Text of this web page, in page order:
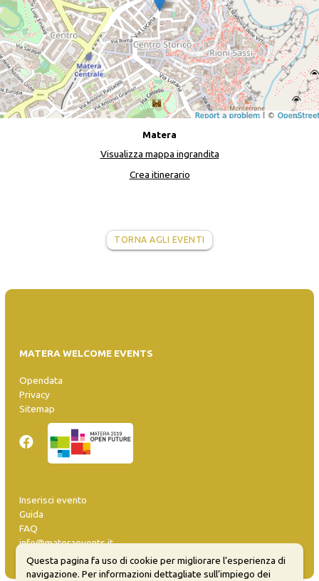
Matera
Visualizza mappa ingrandita
Crea itinerario
TORNA AGLI EVENTI
MATERA WELCOME EVENTS
Opendata
Privacy
Sitemap
Inserisci evento
Guida
FAQ
info@materaevents.it
Questa pagina fa uso di cookie per migliorare l’esperienza di
navigazione. Per informazioni dettagliate sull’impiego dei